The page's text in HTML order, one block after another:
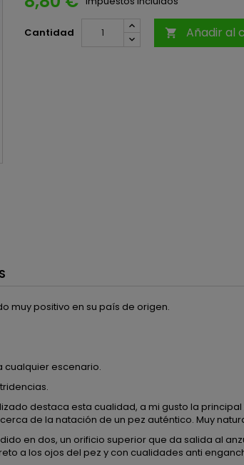
Cantidad  Añadir al
muy positivo en su país de origen.
cualquier escenario.
destaca esta cualidad, a mi gusto la principal
de la natación de un pez auténtico. Muy
en dos, un orificio superior que da salida al
a los ojos del pez y con cualidades anti